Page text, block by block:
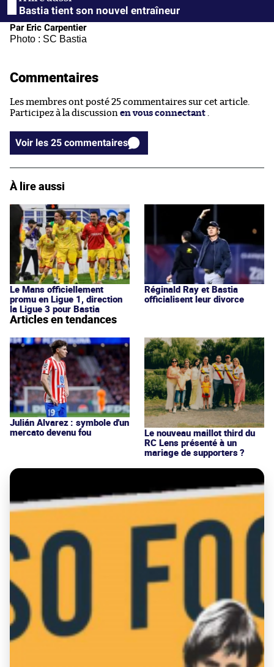
Bastia tient son nouvel entraîneur
Par Eric Carpentier
Photo : SC Bastia
Commentaires
Les membres ont posté 25 commentaires sur cet article.
Participez à la discussion en vous connectant .
Voir les 25 commentaires
À lire aussi
Le Mans officiellement
promu en Ligue 1, direction
la Ligue 3 pour Bastia
Réginald Ray et Bastia
officialisent leur divorce
Articles en tendances
Julián Alvarez : symbole d'un
mercato devenu fou
Le nouveau maillot third du
RC Lens présenté à un
mariage de supporters ?